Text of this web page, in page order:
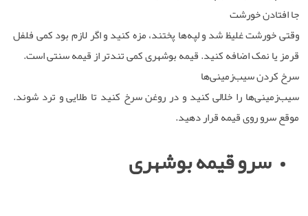
جا افتادن خورشت
وقتی خورشت غلیظ شد و لپه‌ها پختند، مزه کنید و اگر لازم بود کمی فلفل
قرمز یا نمک اضافه کنید. قیمه بوشهری کمی تندتر از قیمه سنتی است.
سرخ کردن سیب‌زمینی‌ها
سیب‌زمینی‌ها را خلالی کنید و در روغن سرخ کنید تا طلایی و ترد شوند.
موقع سرو روی قیمه قرار دهید.
سرو قیمه بوشهری